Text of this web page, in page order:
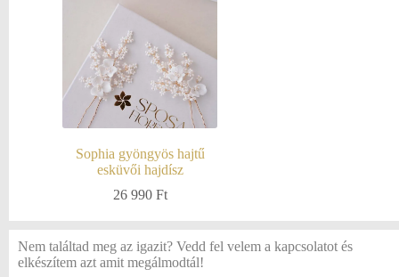
Sophia gyöngyös hajtű
esküvői hajdísz
26 990 Ft
Nem találtad meg az igazit? Vedd fel velem a kapcsolatot és
elkészítem azt amit megálmodtál!